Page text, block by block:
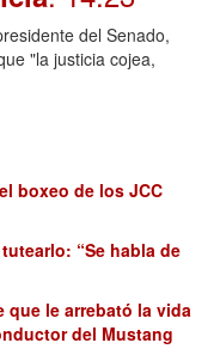
del Senado,
"la justicia cojea,
boxeo de los JCC
“Se habla de
que le arrebató la vida
del Mustang